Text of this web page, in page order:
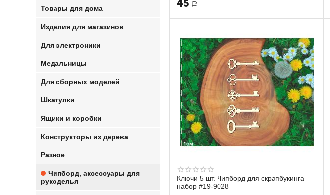
45 Р
Ключи 5 шт. Чипборд для скрапбукинга
набор #19-9028
Товары для дома
Изделия для магазинов
Для электроники
Медальницы
Для сборных моделей
Шкатулки
Ящики и коробки
Конструкторы из дерева
Разное
Чипборд, аксессуары для
рукоделья